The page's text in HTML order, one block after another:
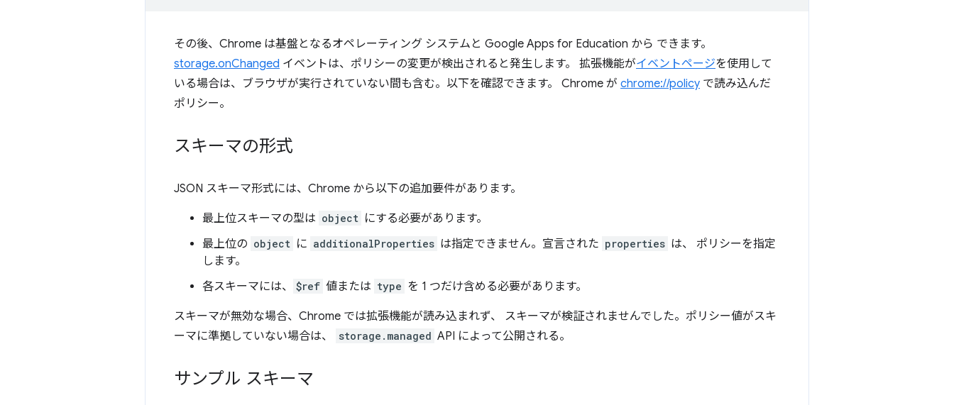
その後、Chrome は基盤となるオペレーティング システムと Google Apps for Education から できます。
storage.onChanged イベントは、ポリシーの変更が検出されると発生します。 拡張機能がイベントページを使用して
いる場合は、ブラウザが実行されていない間も含む。以下を確認できます。 Chrome が chrome://policy で読み込んだ
ポリシー。
スキーマの形式
JSON スキーマ形式には、Chrome から以下の追加要件があります。
最上位スキーマの型は object にする必要があります。
最上位の object に additionalProperties は指定できません。宣言された properties は、 ポリシーを指定
します。
各スキーマには、
$ref 値または type を 1 つだけ含める必要があります。
スキーマが無効な場合、Chrome では拡張機能が読み込まれず、 スキーマが検証されませんでした。ポリシー値がスキ
ーマに準拠していない場合は、
storage.managed API によって公開される。
サンプル スキーマ